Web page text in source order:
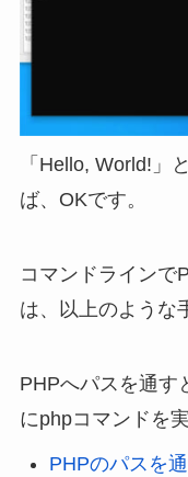
「Hello, World!」
ば、OKです。
コマンドラインで
は、以上のような
PHPへパスを通す
にphpコマンドを
PHPのパスを